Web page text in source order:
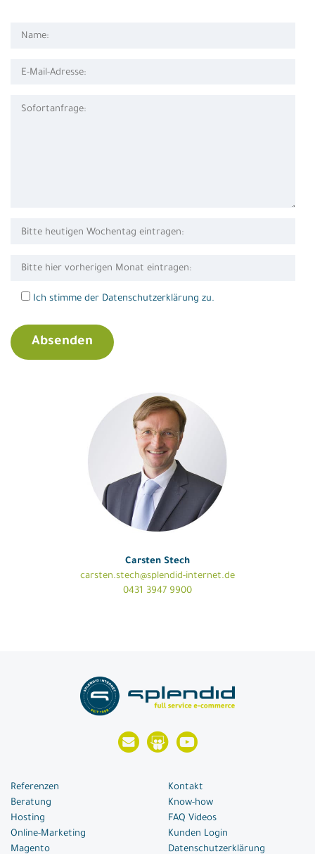
Ich stimme der Datenschutzerklärung zu.
Carsten Stech
carsten.stech@splendid-internet.de
0431 3947 9900
Referenzen
Beratung
Hosting
Online-Marketing
Magento
Kontakt
Know-how
FAQ Videos
Kunden Login
Datenschutzerklärung